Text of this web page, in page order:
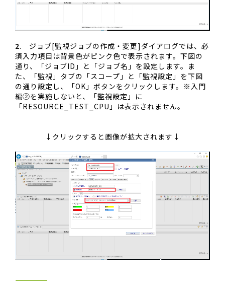
2. ジョブ[監視ジョブの作成・変更]ダイアログでは、必
須入力項目は背景色がピンク色で表示されます。下図の
通り、「ジョブID」と「ジョブ名」を設定します。ま
た、「監視」タブの「スコープ」と「監視設定」を下図
の通り設定し、「OK」ボタンをクリックします。※入門
編②を実施しないと、「監視設定」に
「RESOURCE_TEST_CPU」は表示されません。
↓クリックすると画像が拡大されます↓